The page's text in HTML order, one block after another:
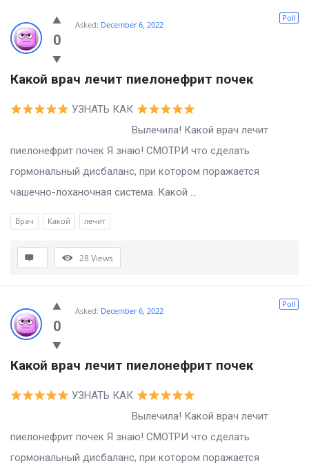
0
Poll
Asked: December 6, 2022
Какой врач лечит пиелонефрит почек
УЗНАТЬ КАК
Вылечила! Какой врач лечит
пиелонефрит почек Я знаю! СМОТРИ что сделать
гормональный дисбаланс, при котором поражается
чашечно-лоханочная система. Какой ...
Врач Какой лечит
28Views
0
Poll
Asked: December 6, 2022
Какой врач лечит пиелонефрит почек
УЗНАТЬ КАК
Вылечила! Какой врач лечит
пиелонефрит почек Я знаю! СМОТРИ что сделать
гормональный дисбаланс, при котором поражается